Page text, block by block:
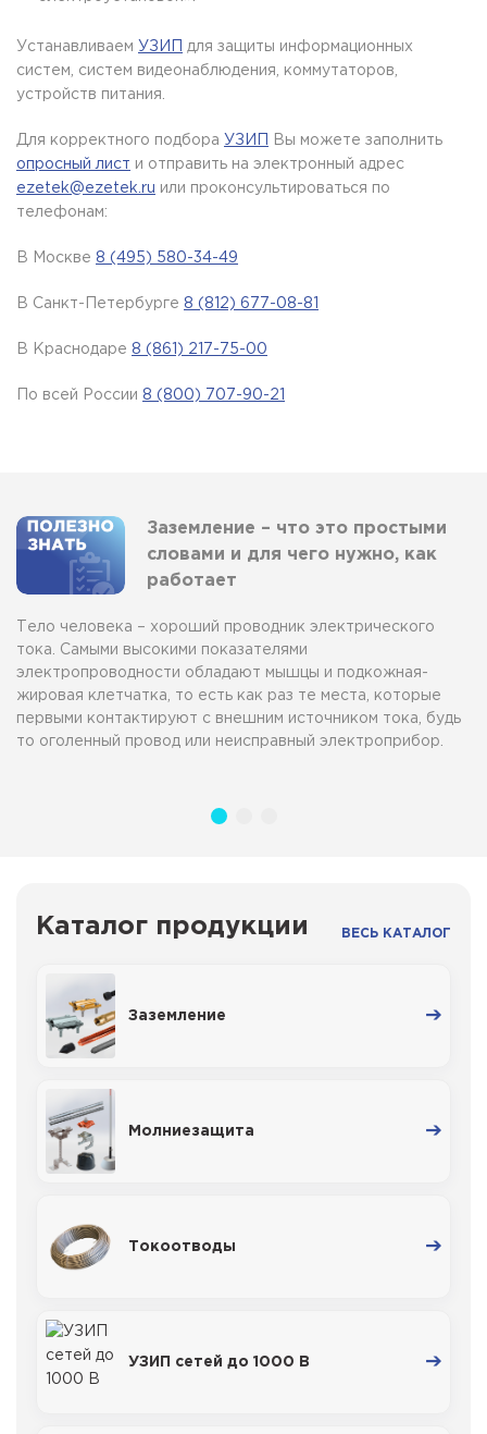
Устанавливаем УЗИП
для защиты информационных
систем, систем видеонаблюдения, коммутаторов,
устройств питания.
Для корректного подбора УЗИП
Вы можете заполнить
опросный лист и отправить на электронный адрес
ezetek@ezetek.ru или проконсультироваться по
телефонам:
В Москве 8 (495) 580-34-49
В Санкт-Петербурге 8 (812) 677-08-81
В Краснодаре 8 (861) 217-75-00
По всей России 8 (800) 707-90-21
Заземление – что это простыми
словами и для чего нужно, как
работает
Тело человека – хороший проводник электрического
тока. Самыми высокими показателями
электропроводности обладают мышцы и подкожная-
жировая клетчатка, то есть как раз те места, которые
первыми контактируют с внешним источником тока, будь
то оголенный провод или неисправный электроприбор.
Каталог продукции ВЕСЬ КАТАЛОГ
Заземление
Молниезащита
Токоотводы
УЗИП сетей до 1000 В